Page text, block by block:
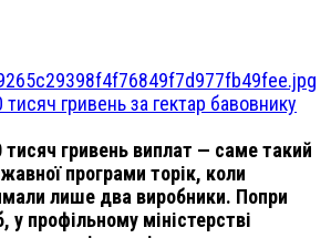
гривень за гектар бавовнику
тисяч гривень виплат — саме такий
програми торік, коли
лише два виробники. Попри
профільному міністерстві